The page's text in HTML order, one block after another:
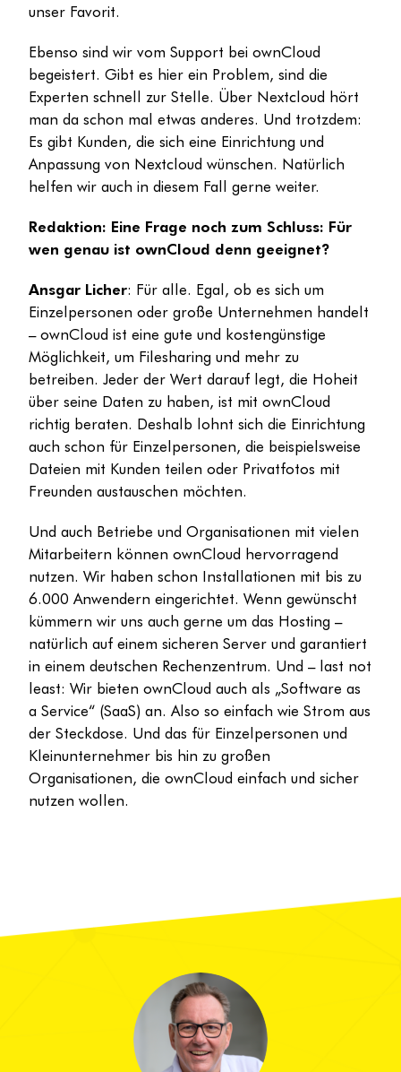
unser Favorit.
Ebenso sind wir vom Support bei ownCloud
begeistert. Gibt es hier ein Problem, sind die
Experten schnell zur Stelle. Über Nextcloud hört
man da schon mal etwas anderes. Und trotzdem:
Es gibt Kunden, die sich eine Einrichtung und
Anpassung von Nextcloud wünschen. Natürlich
helfen wir auch in diesem Fall gerne weiter.
Redaktion: Eine Frage noch zum Schluss: Für
wen genau ist ownCloud denn geeignet?
Ansgar Licher: Für alle. Egal, ob es sich um
Einzelpersonen oder große Unternehmen handelt
– ownCloud ist eine gute und kostengünstige
Möglichkeit, um Filesharing und mehr zu
betreiben. Jeder der Wert darauf legt, die Hoheit
über seine Daten zu haben, ist mit ownCloud
richtig beraten. Deshalb lohnt sich die Einrichtung
auch schon für Einzelpersonen, die beispielsweise
Dateien mit Kunden teilen oder Privatfotos mit
Freunden austauschen möchten.
Und auch Betriebe und Organisationen mit vielen
Mitarbeitern können ownCloud hervorragend
nutzen. Wir haben schon Installationen mit bis zu
6.000 Anwendern eingerichtet. Wenn gewünscht
kümmern wir uns auch gerne um das Hosting –
natürlich auf einem sicheren Server und garantiert
in einem deutschen Rechenzentrum. Und – last not
least: Wir bieten ownCloud auch als „Software as
a Service“ (SaaS) an. Also so einfach wie Strom aus
der Steckdose. Und das für Einzelpersonen und
Kleinunternehmer bis hin zu großen
Organisationen, die ownCloud einfach und sicher
nutzen wollen.